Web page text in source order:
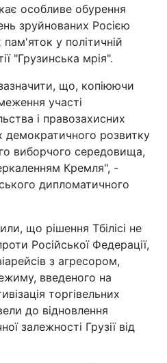
особливе обурення
зруйнованих Росією
пам'яток у політичній
"Грузинська мрія".
що, копіюючи
участі
і правозахисних
демократичного розвитку
виборчого середовища,
Кремля", -
дипломатичного
що рішення Тбілісі не
Російської Федерації,
з агресором,
введеного на
торгівельних
до відновлення
залежності Грузії від